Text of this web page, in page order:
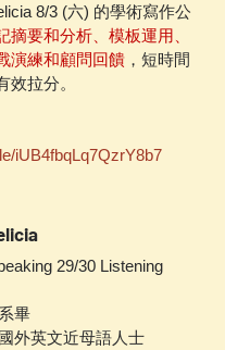
8/3 (六) 的學術寫作公
摘要和分析、模板運用、
演練和顧問回饋 ，短時間
效拉分。
iUB4fbqLq7QzrY8b7
29/30 Listening
系畢
國外英文近母語人士